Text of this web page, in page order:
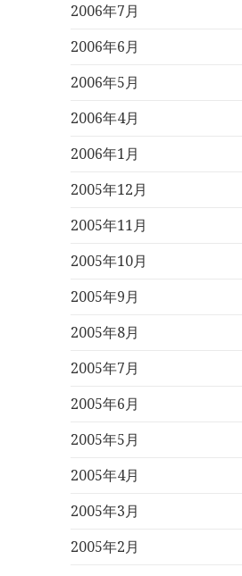
2006年7月
2006年6月
2006年5月
2006年4月
2006年1月
2005年12月
2005年11月
2005年10月
2005年9月
2005年8月
2005年7月
2005年6月
2005年5月
2005年4月
2005年3月
2005年2月